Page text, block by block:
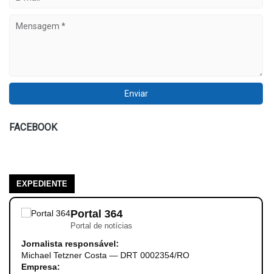
FACEBOOK
EXPEDIENTE
Portal 364
Portal de notícias
Jornalista responsável:
Michael Tetzner Costa — DRT 0002354/RO
Empresa: